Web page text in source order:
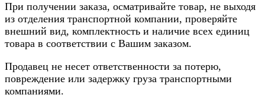
При получении заказа, осматривайте товар, не выходя
из отделения транспортной компании, проверяйте
внешний вид, комплектность и наличие всех единиц
товара в соответствии с Вашим заказом.
Продавец не несет ответственности за потерю,
повреждение или задержку груза транспортными
компаниями.